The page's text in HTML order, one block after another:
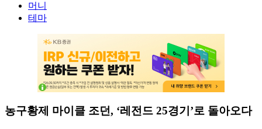
머니
테마
농구황제 마이클 조던, ‘레전드 25경기’로 돌아오다